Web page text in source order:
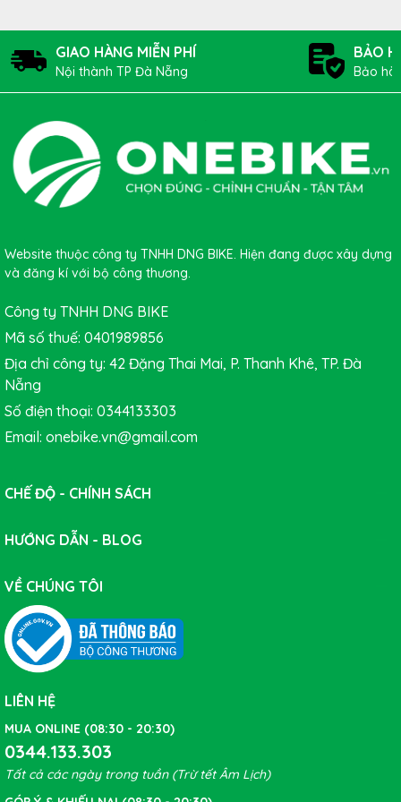
Cứng Và Ổn Định Vượt Trội
rộng và chắc chắn, hỗ trợ lắp trục giữa lớn 86mm. Thiết kế
khung sau bất đối xứng
động và không truyền động, từ đó cải thiện hiệu suất và độ ổn
định khi tăng tốc hoặc leo dốc.
Tại Sao Nên Chọn GIANT
GIAO HÀNG MIỄN PHÍ
Nội thành TP Đà Nẵng
BẢO
Bảo
Website thuộc công ty TNHH DNG BIKE. Hiện đang được xây dựng
và đăng kí với bộ công thương.
Công ty TNHH DNG BIKE
Mã số thuế: 0401989856
Địa chỉ công ty: 42 Đặng Thai Mai, P. Thanh Khê, TP. Đà
Nẵng
Số điện thoại: 0344133303
Email: onebike.vn@gmail.com
CHẾ ĐỘ - CHÍNH SÁCH
HƯỚNG DẪN - BLOG
VỀ CHÚNG TÔI
LIÊN HỆ
MUA ONLINE (08:30 - 20:30)
0344.133.303
Tất cả các ngày trong tuần (Trừ tết Âm Lịch)